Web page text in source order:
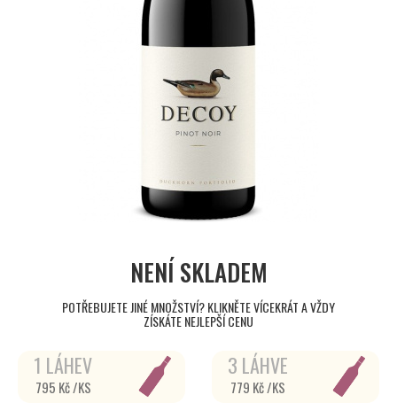
NENÍ SKLADEM
POTŘEBUJETE JINÉ MNOŽSTVÍ? KLIKNĚTE VÍCEKRÁT A VŽDY
ZÍSKÁTE NEJLEPŠÍ CENU
1 LÁHEV
795 Kč /KS
3 LÁHVE
779 Kč /KS